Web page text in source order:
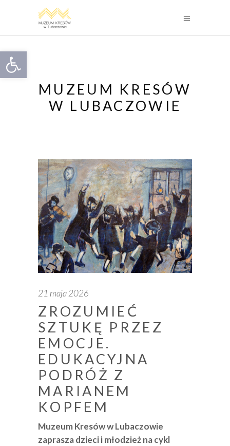
Otwórz pasek narzędzi
MUZEUM KRESÓW
W LUBACZOWIE
21 maja 2026
ZROZUMIEĆ
SZTUKĘ PRZEZ
EMOCJE.
EDUKACYJNA
PODRÓŻ Z
MARIANEM
KOPFEM
Muzeum Kresów w Lubaczowie
zaprasza dzieci i młodzież na cykl